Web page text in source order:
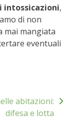
intossicazioni,
di non
mai mangiata
eventuali
abitazioni:
difesa e lotta